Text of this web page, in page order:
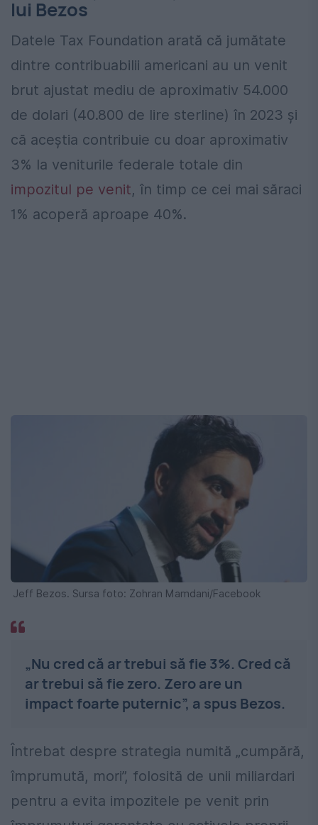
lui Bezos
Datele Tax Foundation arată că jumătate
dintre contribuabilii americani au un venit
brut ajustat mediu de aproximativ 54.000
de dolari (40.800 de lire sterline) în 2023 și
că aceștia contribuie cu doar aproximativ
3% la veniturile federale totale din
impozitul pe venit, în timp ce cei mai săraci
1% acoperă aproape 40%.
Jeff Bezos. Sursa foto: Zohran Mamdani/Facebook
„Nu cred că ar trebui să fie 3%. Cred că
ar trebui să fie zero. Zero are un
impact foarte puternic”, a spus Bezos.
Întrebat despre strategia numită „cumpără,
împrumută, mori”, folosită de unii miliardari
pentru a evita impozitele pe venit prin